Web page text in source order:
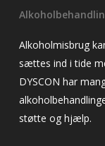
Alkoholmisbrug
sættes ind i tide
DYSCON har
støtte og hjælp.